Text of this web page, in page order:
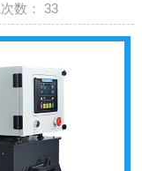
数：33